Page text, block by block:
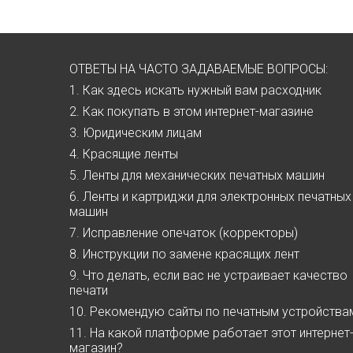
ОТВЕТЫ НА ЧАСТО ЗАДАВАЕМЫЕ ВОПРОСЫ:
1. Как здесь искать нужный вам расходник
2. Как покупать в этом интернет-магазине
3. Юридическим лицам
4. Красящие ленты
5. Ленты для механических печатных машин
6. Ленты и картриджи для электронных печатных
машин
7. Исправление опечаток (корректоры)
8. Инструкции по замене красящих лент
9. Что делать, если вас не устраивает качество
печати
10. Рекомендую сайты по печатным
11. На какой платформе работает этот интернет-
магазин?